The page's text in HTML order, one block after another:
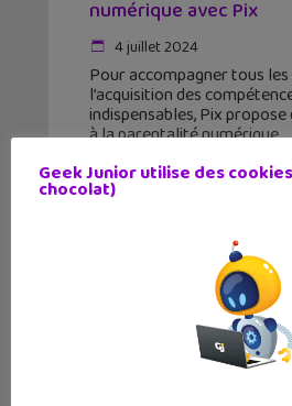
numérique avec Pix
4 juillet 2024
Pour accompagner tous
l’acquisition des
indispensables, Pix
à la parentalité numérique.
Geek Junior utilise des
chocolat)